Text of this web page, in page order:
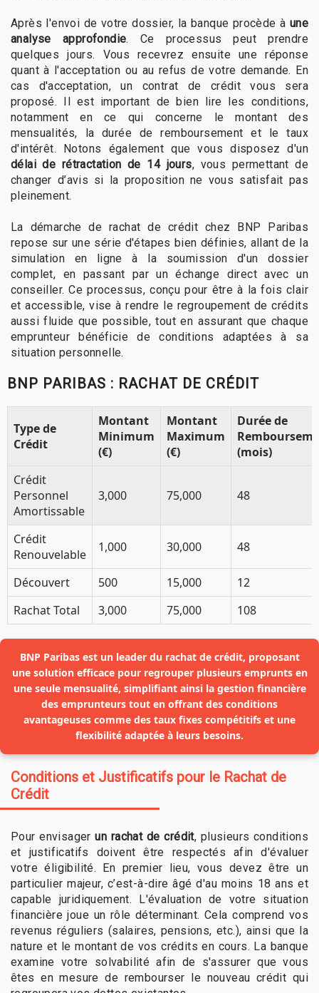
Après l'envoi de votre dossier, la banque procède à une
analyse approfondie. Ce processus peut prendre
quelques jours. Vous recevrez ensuite une réponse
quant à l'acceptation ou au refus de votre demande. En
cas d'acceptation, un contrat de crédit vous sera
proposé. Il est important de bien lire les conditions,
notamment en ce qui concerne le montant des
mensualités, la durée de remboursement et le taux
d'intérêt. Notons également que vous disposez d'un
délai de rétractation de 14 jours, vous permettant de
changer d’avis si la proposition ne vous satisfait pas
pleinement.
La démarche de rachat de crédit chez BNP Paribas
repose sur une série d'étapes bien définies, allant de la
simulation en ligne à la soumission d'un dossier
complet, en passant par un échange direct avec un
conseiller. Ce processus, conçu pour être à la fois clair
et accessible, vise à rendre le regroupement de crédits
aussi fluide que possible, tout en assurant que chaque
emprunteur bénéficie de conditions adaptées à sa
situation personnelle.
BNP PARIBAS : RACHAT DE CRÉDIT
Type de
Crédit
Montant
Minimum
(€)
Montant
Maximum
(€)
Durée de
(mois)
Crédit
Personnel
Amortissable
3,000 75,000 48
Crédit
Renouvelable
1,000 30,000 48
Découvert 500 15,000
12
Rachat Total
3,000 75,000 108
BNP Paribas est un leader du rachat de crédit, proposant
une solution efficace pour regrouper plusieurs emprunts en
une seule mensualité, simplifiant ainsi la gestion financière
des emprunteurs tout en offrant des conditions
avantageuses comme des taux fixes compétitifs et une
flexibilité adaptée à leurs besoins.
Conditions et Justificatifs pour le Rachat de
Crédit
Pour envisagerun rachat de crédit, plusieurs conditions
et justificatifs doivent être respectés afin d'évaluer
votre éligibilité. En premier lieu, vous devez être un
particulier majeur, c’est-à-dire âgé d'au moins 18 ans et
capable juridiquement. L'évaluation de votre situation
financière joue un rôle déterminant. Cela comprend vos
revenus réguliers (salaires, pensions, etc.), ainsi que la
nature et le montant de vos crédits en cours. La banque
examine votre solvabilité afin de s'assurer que vous
êtes en mesure de rembourser le nouveau crédit qui